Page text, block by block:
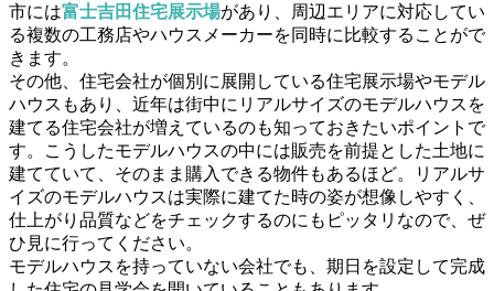
市には富士吉田住宅展示場があり、周辺エリアに対応してい
る複数の工務店やハウスメーカーを同時に比較することがで
きます。
その他、住宅会社が個別に展開している住宅展示場やモデル
ハウスもあり、近年は街中にリアルサイズのモデルハウスを
建てる住宅会社が増えているのも知っておきたいポイントで
す。こうしたモデルハウスの中には販売を前提とした土地に
建てていて、そのまま購入できる物件もあるほど。リアルサ
イズのモデルハウスは実際に建てた時の姿が想像しやすく
仕上がり品質などをチェックするのにもピッタリなので、ぜ
ひ見に行ってください。
モデルハウスを持っていない会社でも、期日を設定して完成